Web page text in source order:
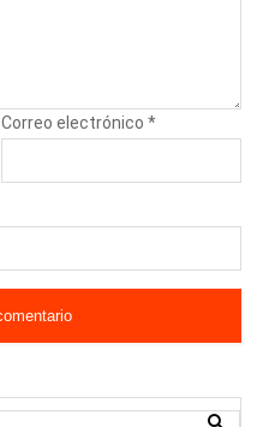
Correo electrónico*